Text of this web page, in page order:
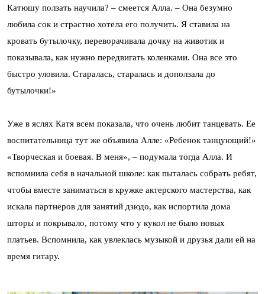
Катюшу ползать научила? – смеется Алла. – Она безумно
любила сок и страстно хотела его получить. Я ставила на
кровать бутылочку, переворачивала дочку на животик и
показывала, как нужно передвигать коленками. Она все это
быстро уловила. Старалась, старалась и доползала до
бутылочки!»
Уже в яслях Катя всем показала, что очень любит танцевать. Ее
воспитательница тут же объявила Алле: «Ребенок танцующий!»
«Творческая и боевая. В меня», – подумала тогда Алла. И
вспомнила себя в начальной школе: как пыталась собрать ребят,
чтобы вместе заниматься в кружке актерского мастерства, как
искала партнеров для занятий дзюдо, как испортила дома
шторы и покрывало, потому что у кукол не было новых
платьев. Вспомнила, как увлеклась музыкой и друзья дали ей на
время гитару.